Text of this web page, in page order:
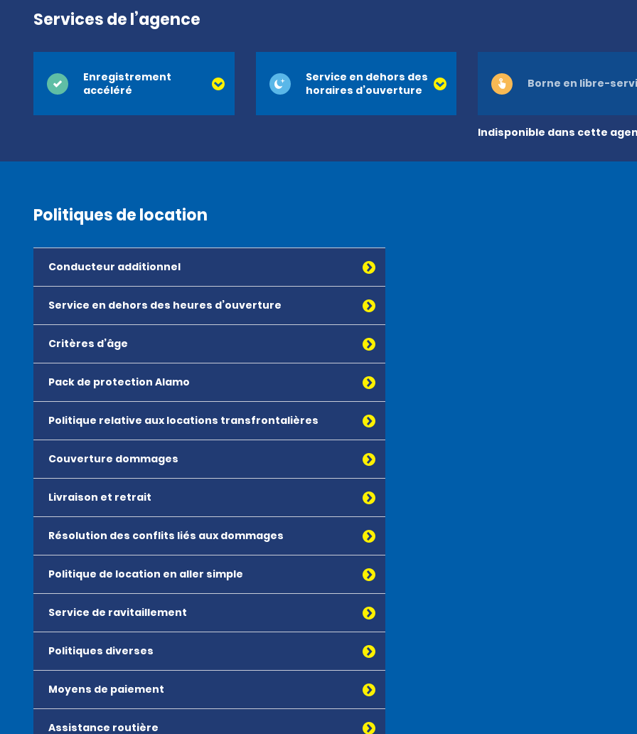
Services de l’agence
Enregistrement
accéléré
Service en dehors des
horaires d’ouverture
Indisponible dans cette
Borne en libre-
Politiques de location
Conducteur additionnel
Service en dehors des heures d’ouverture
Critères d’âge
Pack de protection Alamo
Politique relative aux locations transfrontalières
Couverture dommages
Livraison et retrait
Résolution des conflits liés aux dommages
Politique de location en aller simple
Service de ravitaillement
Politiques diverses
Moyens de paiement
Assistance routière